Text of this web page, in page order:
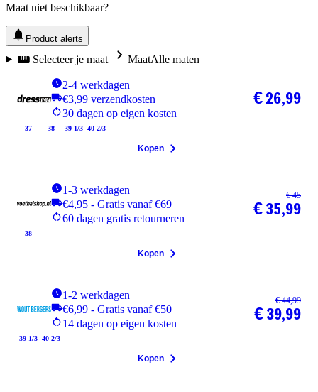
Maat niet beschikbaar?
Product alerts
Selecteer je maat MaatAlle maten
2-4 werkdagen
€3,99 verzendkosten
30 dagen op eigen kosten
37 38 39 1/3 40 2/3
€ 26,99
Kopen
1-3 werkdagen
€4,95 - Gratis vanaf €69
60 dagen gratis retourneren
38
€ 45
€ 35,99
Kopen
1-2 werkdagen
€6,99 - Gratis vanaf €50
14 dagen op eigen kosten
39 1/3 40 2/3
€ 44,99
€ 39,99
Kopen